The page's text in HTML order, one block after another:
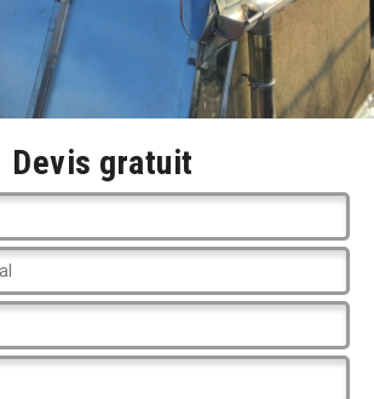
Devis gratuit